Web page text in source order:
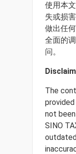
使用本
失或损
做出任
全面的
问。
The
not
SINO